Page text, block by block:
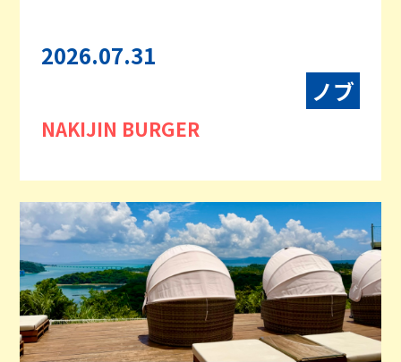
2026.07.31
ノブ
NAKIJIN BURGER